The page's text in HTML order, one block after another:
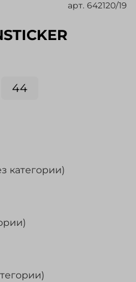
арт. 642120/19
44
категории)